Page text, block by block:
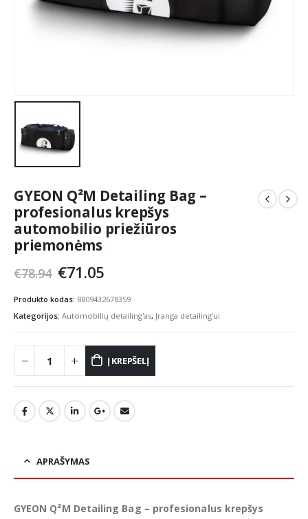
GYEON Q²M Detailing Bag –
profesionalus krepšys
automobilio priežiūros
priemonėms
€78.94 Original
was:
€78.94.
€71.05Current
is:
€71.05.
Produkto kodas: 8809432678359
Kategorijos: Automobilių detailing'as, Įranga detailing'ui
Į KREPŠELĮ
APRAŠYMAS
GYEON Q²M Detailing Bag – profesionalus krepšys